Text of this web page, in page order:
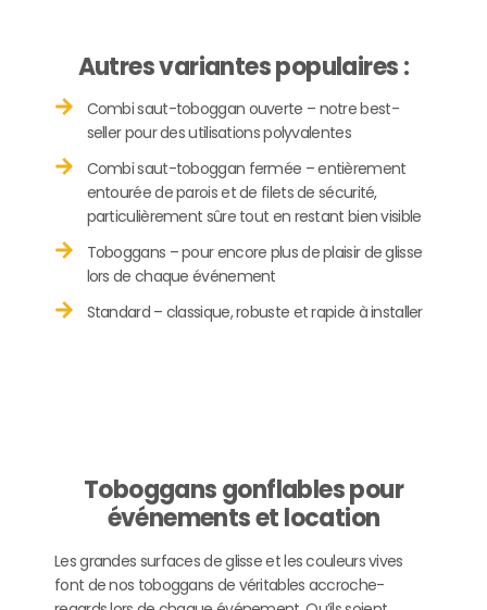
Autres variantes populaires :
Combi saut-toboggan ouverte – notre best-
seller pour des utilisations polyvalentes
Combi saut-toboggan fermée – entièrement
entourée de parois et de filets de sécurité,
particulièrement sûre tout en restant bien visible
Toboggans – pour encore plus de plaisir de glisse
lors de chaque événement
Standard – classique, robuste et rapide à installer
Toboggans gonflables pour
événements et location
Les grandes surfaces de glisse et les couleurs vives
font de nos toboggans de véritables accroche-